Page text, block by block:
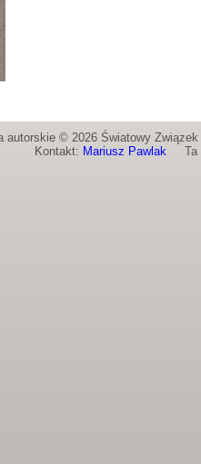
autorskie © 2026 Światowy
Kontakt: Mariusz PawlakTa